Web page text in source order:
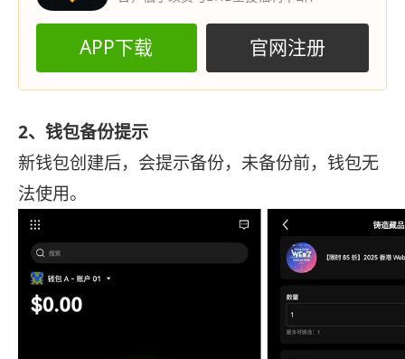
APP下载 官网注册
2、钱包备份提示
新钱包创建后，会提示备份，未备份前，钱包无
法使用。